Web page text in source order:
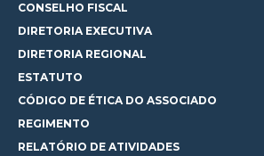
CONSELHO FISCAL
DIRETORIA EXECUTIVA
DIRETORIA REGIONAL
ESTATUTO
CÓDIGO DE ÉTICA DO ASSOCIADO
REGIMENTO
RELATÓRIO DE ATIVIDADES